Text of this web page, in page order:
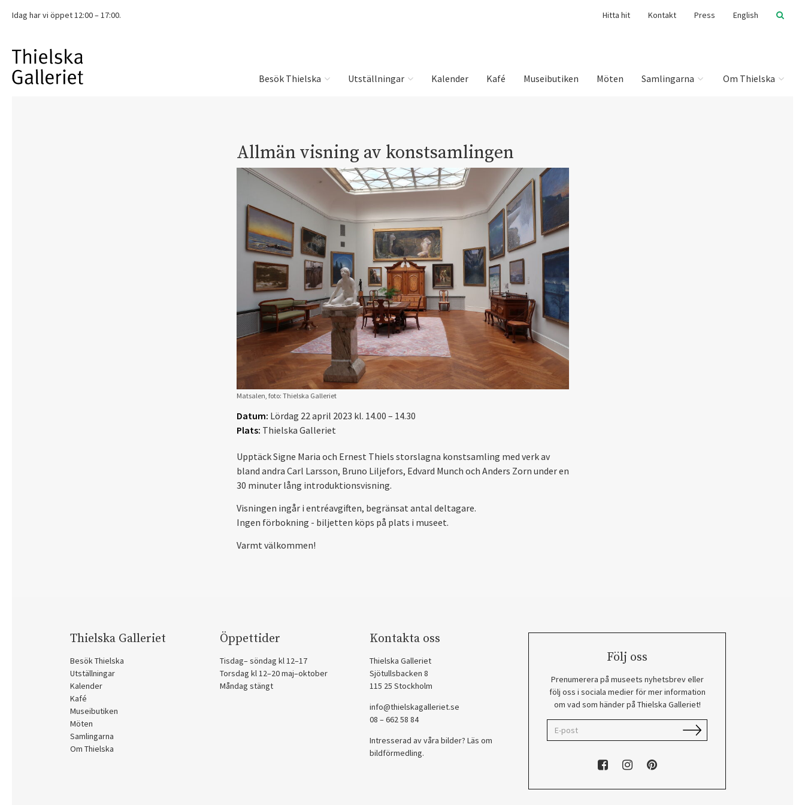
Idag har vi öppet 12:00 – 17:00. Hitta hit Kontakt Press English
Besök Thielska Utställningar Kalender Kafé Museibutiken Möten Samlingarna Om Thielska
Allmän visning av konstsamlingen
Matsalen, foto: Thielska Galleriet
Datum: Lördag 22 april 2023 kl. 14.00 – 14.30
Plats: Thielska Galleriet
Upptäck Signe Maria och Ernest Thiels storslagna konstsamling med verk av
bland andra Carl Larsson, Bruno Liljefors, Edvard Munch och Anders Zorn under en
30 minuter lång introduktionsvisning.
Visningen ingår i entréavgiften, begränsat antal deltagare.
Ingen förbokning - biljetten köps på plats i museet.
Varmt välkommen!
Thielska Galleriet
Besök Thielska
Utställningar
Kalender
Kafé
Museibutiken
Möten
Samlingarna
Om Thielska
Öppettider
Tisdag– söndag kl 12–17
Torsdag kl 12–20 maj–oktober
Måndag stängt
Kontakta oss
Thielska Galleriet
Sjötullsbacken 8
115 25 Stockholm
info@thielskagalleriet.se
08 – 662 58 84
Intresserad av våra bilder? Läs om
bildförmedling.
Följ oss
Prenumerera på museets nyhetsbrev eller
följ oss i sociala medier för mer information
om vad som händer på Thielska Galleriet!